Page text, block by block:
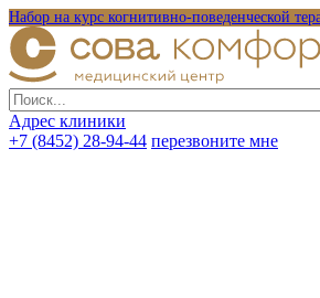
Набор на курс когнитивно-поведенческой
Адрес клиники
+7 (8452) 28-94-44 перезвоните мне